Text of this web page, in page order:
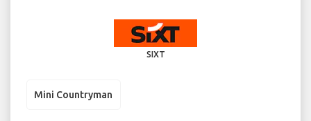
SIXT
Mini Countryman